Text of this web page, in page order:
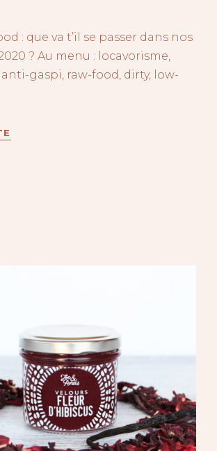
: que va t’il se passer dans nos
? Au menu : locavorisme,
gaspi, raw-food, dirty, low-